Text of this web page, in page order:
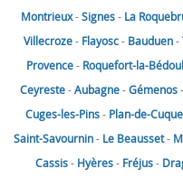
Montrieux-Signes- La
Villecroze- Flayosc- Bauduen-
Provence- Roquefort-la-
Ceyreste-Aubagne-Gémenos-
Cuges-les-Pins- Plan-de-
Saint-Savournin- Le Beausset-
Cassis- Hyères- Fréjus-